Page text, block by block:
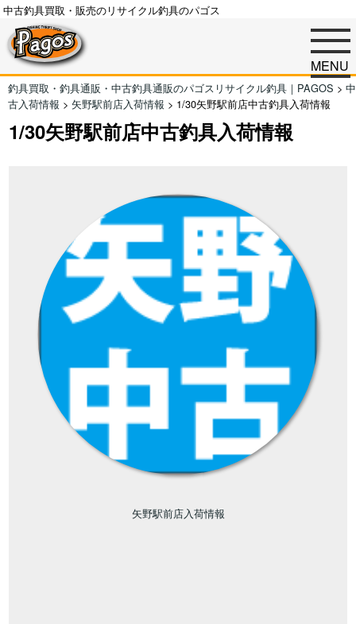
中古釣具買取・販売のリサイクル釣具のパゴス
MENU
釣具買取・釣具通販・中古釣具通販のパゴスリサイクル釣具｜PAGOS > 中
古入荷情報 > 矢野駅前店入荷情報 > 1/30矢野駅前店中古釣具入荷情報
1/30矢野駅前店中古釣具入荷情報
矢野駅前店入荷情報